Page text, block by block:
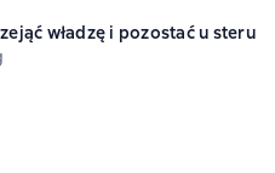
władzę i pozostać u steru
5 на основе 1 оценок